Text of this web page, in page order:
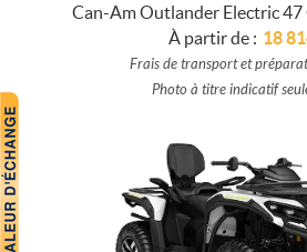
Can-Am Outlander Electric
À partir de : 18
Frais de transport et
Photo à titre indicatif